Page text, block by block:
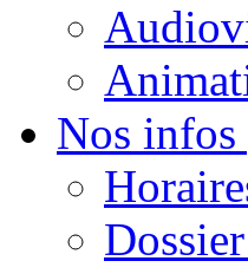
Nos infos